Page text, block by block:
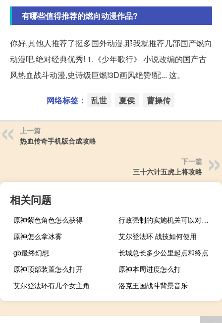
有哪些值得推荐的燃向动漫作品?
你好,其他人推荐了挺多国外动漫,那我就推荐几部国产燃向
动漫吧,绝对经典优秀! 1.《少年歌行》 小说改编的国产古
风热血战斗动漫,史诗级巨燃!3D画风绝赞!配... 这。
网络标签： 乱世 夏侯 曹操传
上一篇
热血传奇手机版合成攻略
下一篇
三十六计五虎上将攻略
相关问题
原神紫色角色怎么获得
行政强制的实施机关可以对已设定的行政强制（行政强制的实施机关可以对已设定的行政）
原神怎么拿冰雾
艾尔登法环 战技如何使用
gb最终幻想
长城总长多少公里起点和终点
原神顶部装置怎么打开
原神本周进度怎么打
艾尔登法环有几个女主角
洛克王国战斗背景音乐